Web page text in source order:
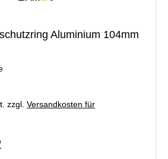
Aluminium 104mm
zzgl. Versandkosten für